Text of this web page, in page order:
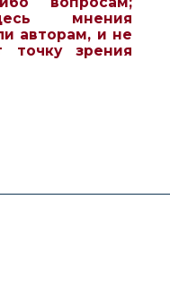
мнения
авторам, и не
точку зрения